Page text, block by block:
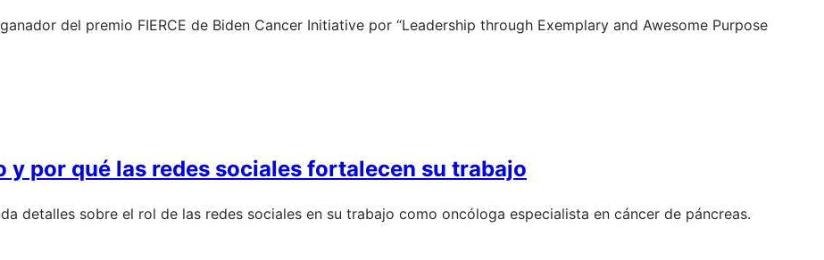
del premio FIERCE de Biden Cancer Initiative por “Leadership through Exemplary and Awesome Purpose
y por qué las redes sociales fortalecen su trabajo
detalles sobre el rol de las redes sociales en su trabajo como oncóloga especialista en cáncer de páncreas.